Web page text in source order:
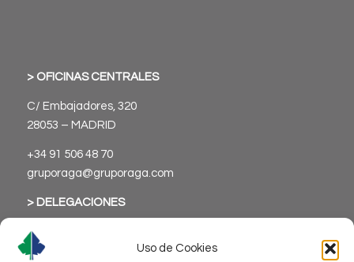
Uso de Cookies
> OFICINAS CENTRALES
C/ Embajadores, 320
28053 – MADRID
+34 91 506 48 70
gruporaga@gruporaga.com
> DELEGACIONES